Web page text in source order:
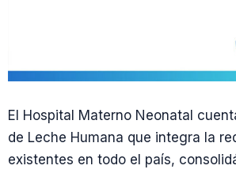
El Hospital Materno Neonatal
de Leche Humana que integra la
existentes en todo el país,